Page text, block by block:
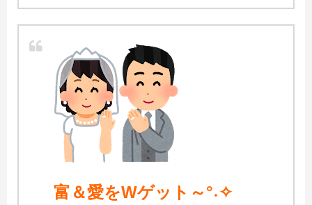
富＆愛をWゲット～°˖✧